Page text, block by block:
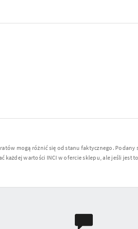
mogą różnić się od stanu faktycznego.
każdej wartości INCI w ofercie sklepu, ale jeśli